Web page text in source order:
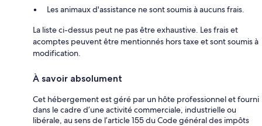
Les animaux d'assistance ne sont soumis à aucuns frais.
La liste ci-dessus peut ne pas être exhaustive. Les frais et
acomptes peuvent être mentionnés hors taxe et sont soumis à
modification.
À savoir absolument
Cet hébergement est géré par un hôte professionnel et fourni
dans le cadre d’une activité commerciale, industrielle ou
libérale, au sens de l’article 155 du Code général des impôts